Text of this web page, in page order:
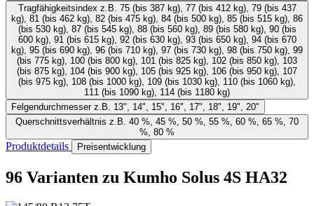
Tragfähigkeitsindex
kg), 81 (bis 462 kg), 82 (bis 475 kg), 84 (bis 500 kg), 85 (bis 515 kg), 86
(bis 530 kg), 87 (bis 545 kg), 88 (bis 560 kg), 89 (bis 580 kg), 90 (bis
600 kg), 91 (bis 615 kg), 92 (bis 630 kg), 93 (bis 650 kg), 94 (bis 670
kg), 95 (bis 690 kg), 96 (bis 710 kg), 97 (bis 730 kg), 98 (bis 750 kg), 99
(bis 775 kg), 100 (bis 800 kg), 101 (bis 825 kg), 102 (bis 850 kg), 103
(bis 875 kg), 104 (bis 900 kg), 105 (bis 925 kg), 106 (bis 950 kg), 107
(bis 975 kg), 108 (bis 1000 kg), 109 (bis 1030 kg), 110 (bis 1060 kg),
111 (bis 1090 kg), 114 (bis 1180 kg)
Felgendurchmesser z.B. 13", 14", 15", 16", 17", 18", 19", 20"
Querschnittsverhältnis
%, 80 %
Produktdetails Preisentwicklung
96 Varianten zu Kumho Solus 4S HA32